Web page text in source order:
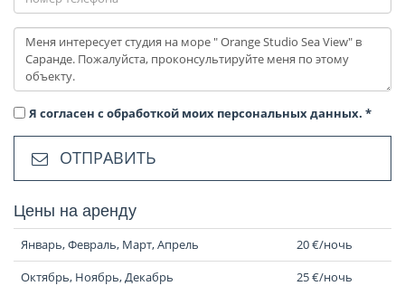
Я согласен с обработкой моих персональных данных. *
ОТПРАВИТЬ
Цены на аренду
Январь, Февраль, Март, Апрель
20 €/ночь
Октябрь, Ноябрь, Декабрь
25 €/ночь